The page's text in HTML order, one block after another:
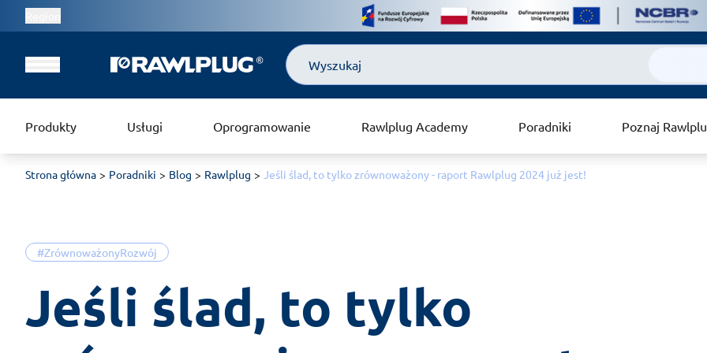
Szukaj
Produkty Usługi Oprogramowanie Rawlplug Academy Poradniki Poznaj
Strona główna Poradniki Blog Rawlplug Jeśli ślad, to tylko zrównoważony - raport Rawlplug 2024 już jest!
#ZrównoważonyRozwój
Jeśli ślad, to tylko